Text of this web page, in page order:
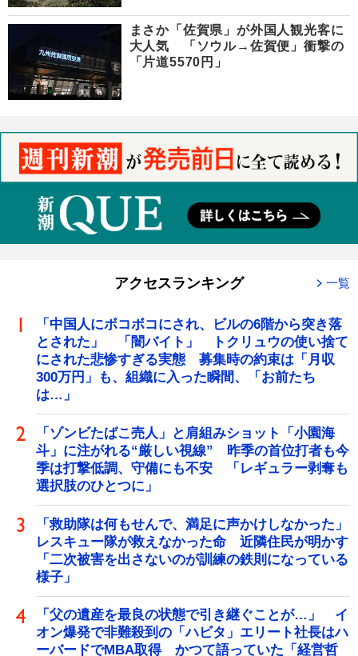
まさか「佐賀県」が外国人観光客に
大人気 「ソウル→佐賀便」衝撃の
「片道5570円」
アクセスランキング 一覧
「中国人にボコボコにされ、ビルの6階から突き落
とされた」 「闇バイト」 トクリュウの使い捨て
にされた悲惨すぎる実態 募集時の約束は「月収
300万円」も、組織に入った瞬間、「お前たち
は…」
「ゾンビたばこ売人」と肩組みショット「小園海
斗」に注がれる“厳しい視線” 昨季の首位打者も今
季は打撃低調、守備にも不安 「レギュラー剥奪も
選択肢のひとつに」
「救助隊は何もせんで、満足に声かけしなかった」
レスキュー隊が救えなかった命 近隣住民が明かす
「二次被害を出さないのが訓練の鉄則になっている
様子」
「父の遺産を最良の状態で引き継ぐことが…」 イ
オン爆発で非難殺到の「ハビタ」エリート社長はハ
ーバードでMBA取得 かつて語っていた「経営哲